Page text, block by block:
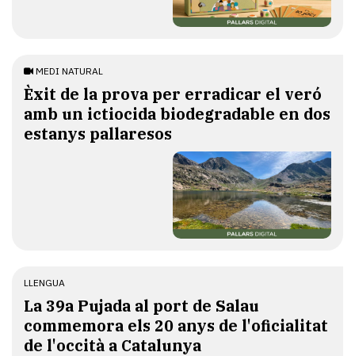
MEDI NATURAL
Èxit de la prova per erradicar el veró
amb un ictiocida biodegradable en dos
estanys pallaresos
LLENGUA
​La 39a Pujada al port de Salau
commemora els 20 anys de l'oficialitat
de l'occità a Catalunya